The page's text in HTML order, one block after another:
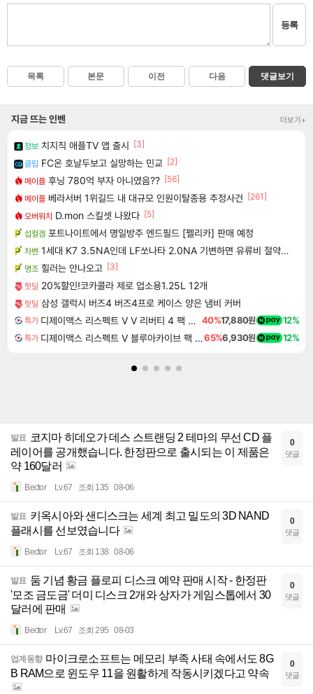
등록
목록 본문 이전 다음 댓글보기
지금 뜨는 인벤 더보기+
정보 치지직 애플TV 앱 출시 [3]
클립 FC온 호날두보고 실망하는 민교 [2]
메이플 후닝 780억 부자 아니였음?? [56]
메이플 베라서버 1위길드 내 대규모 인원이탈종용 추정사건 [261]
오버워치 D.mon 스킬셋 나왔다 [5]
섭컬겜 포트나이트에서 명일방주 엔드필드 [펠리카] 판매 예정
차벤 1세대 K7 3.5NA인데 LF쏘나타 2.0NA 기변하면 유류비 절약이 얼마나 될까요..?
명조 힐러는 안나오고 [3]
핫딜 20%할인!코카콜라 제로 업소용1.25L 12개
핫딜 삼성 갤럭시 버즈4 버즈4프로 케이스 양은 냄비 커버
특가 디제이맥스 리스펙트 V V 리버티 4 팩 DJMAX RESPECT V V Liberty 4 Pack DLC 40%17,880원 12%
특가 디제이맥스 리스펙트 V 블루아카이브 팩 DJMAX RESPECT V Blue Archive Pack DLC65%6,930원 12%
발표 코지마 히데오가 데스 스트랜딩 2 테마의 무선 CD 플
레이어를 공개했습니다. 한정판으로 출시되는 이 제품은
약 160달러
Bector Lv.67 조회 135 08-06
0
댓글
발표 키옥시아와 샌디스크는 세계 최고 밀도의 3D NAND
플래시를 선보였습니다
Bector Lv.67 조회 138 08-06
0
댓글
발표 둠 기념 황금 플로피 디스크 예약 판매 시작 - 한정판
'모조 금도금' 더미 디스크 2개와 상자가 게임스톱에서 30
달러에 판매
Bector Lv.67 조회 295 08-03
0
댓글
업계동향 마이크로소프트는 메모리 부족 사태 속에서도 8G
B RAM으로 윈도우 11을 원활하게 작동시키겠다고 약속
0
댓글